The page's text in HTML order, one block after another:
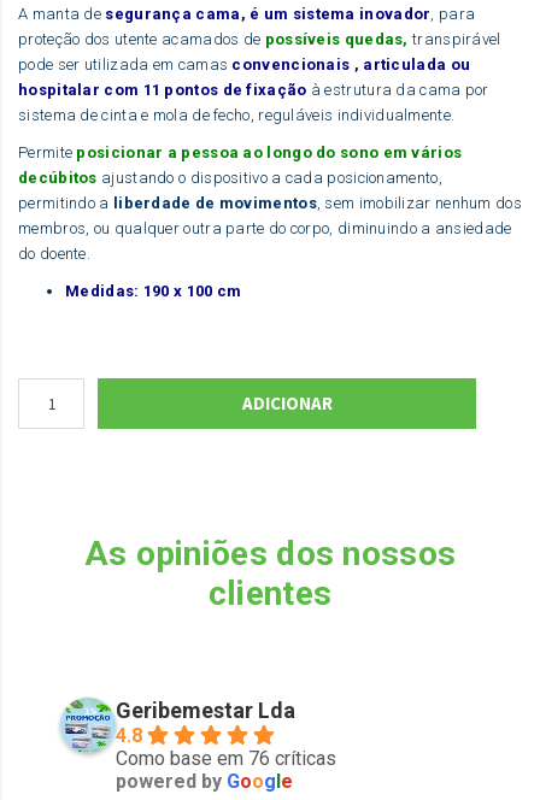
A manta de segurança cama, é um sistema inovador, para
proteção dos utente acamados de possíveis quedas, transpirável
pode ser utilizada em camas convencionais , articulada ou
hospitalar com 11 pontos de fixação à estrutura da cama por
sistema de cinta e mola de fecho, reguláveis individualmente.
Permite posicionar a pessoa ao longo do sono em vários
decúbitos ajustando o dispositivo a cada posicionamento,
permitindo a
liberdade de movimentos, sem imobilizar nenhum dos
membros, ou qualquer outra parte do corpo, diminuindo a ansiedade
do doente.
Medidas: 190 x 100 cm
ADICIONAR
As opiniões dos nossos
clientes
Geribemestar Lda
4.8
Como base em 76 críticas
powered by Goog e